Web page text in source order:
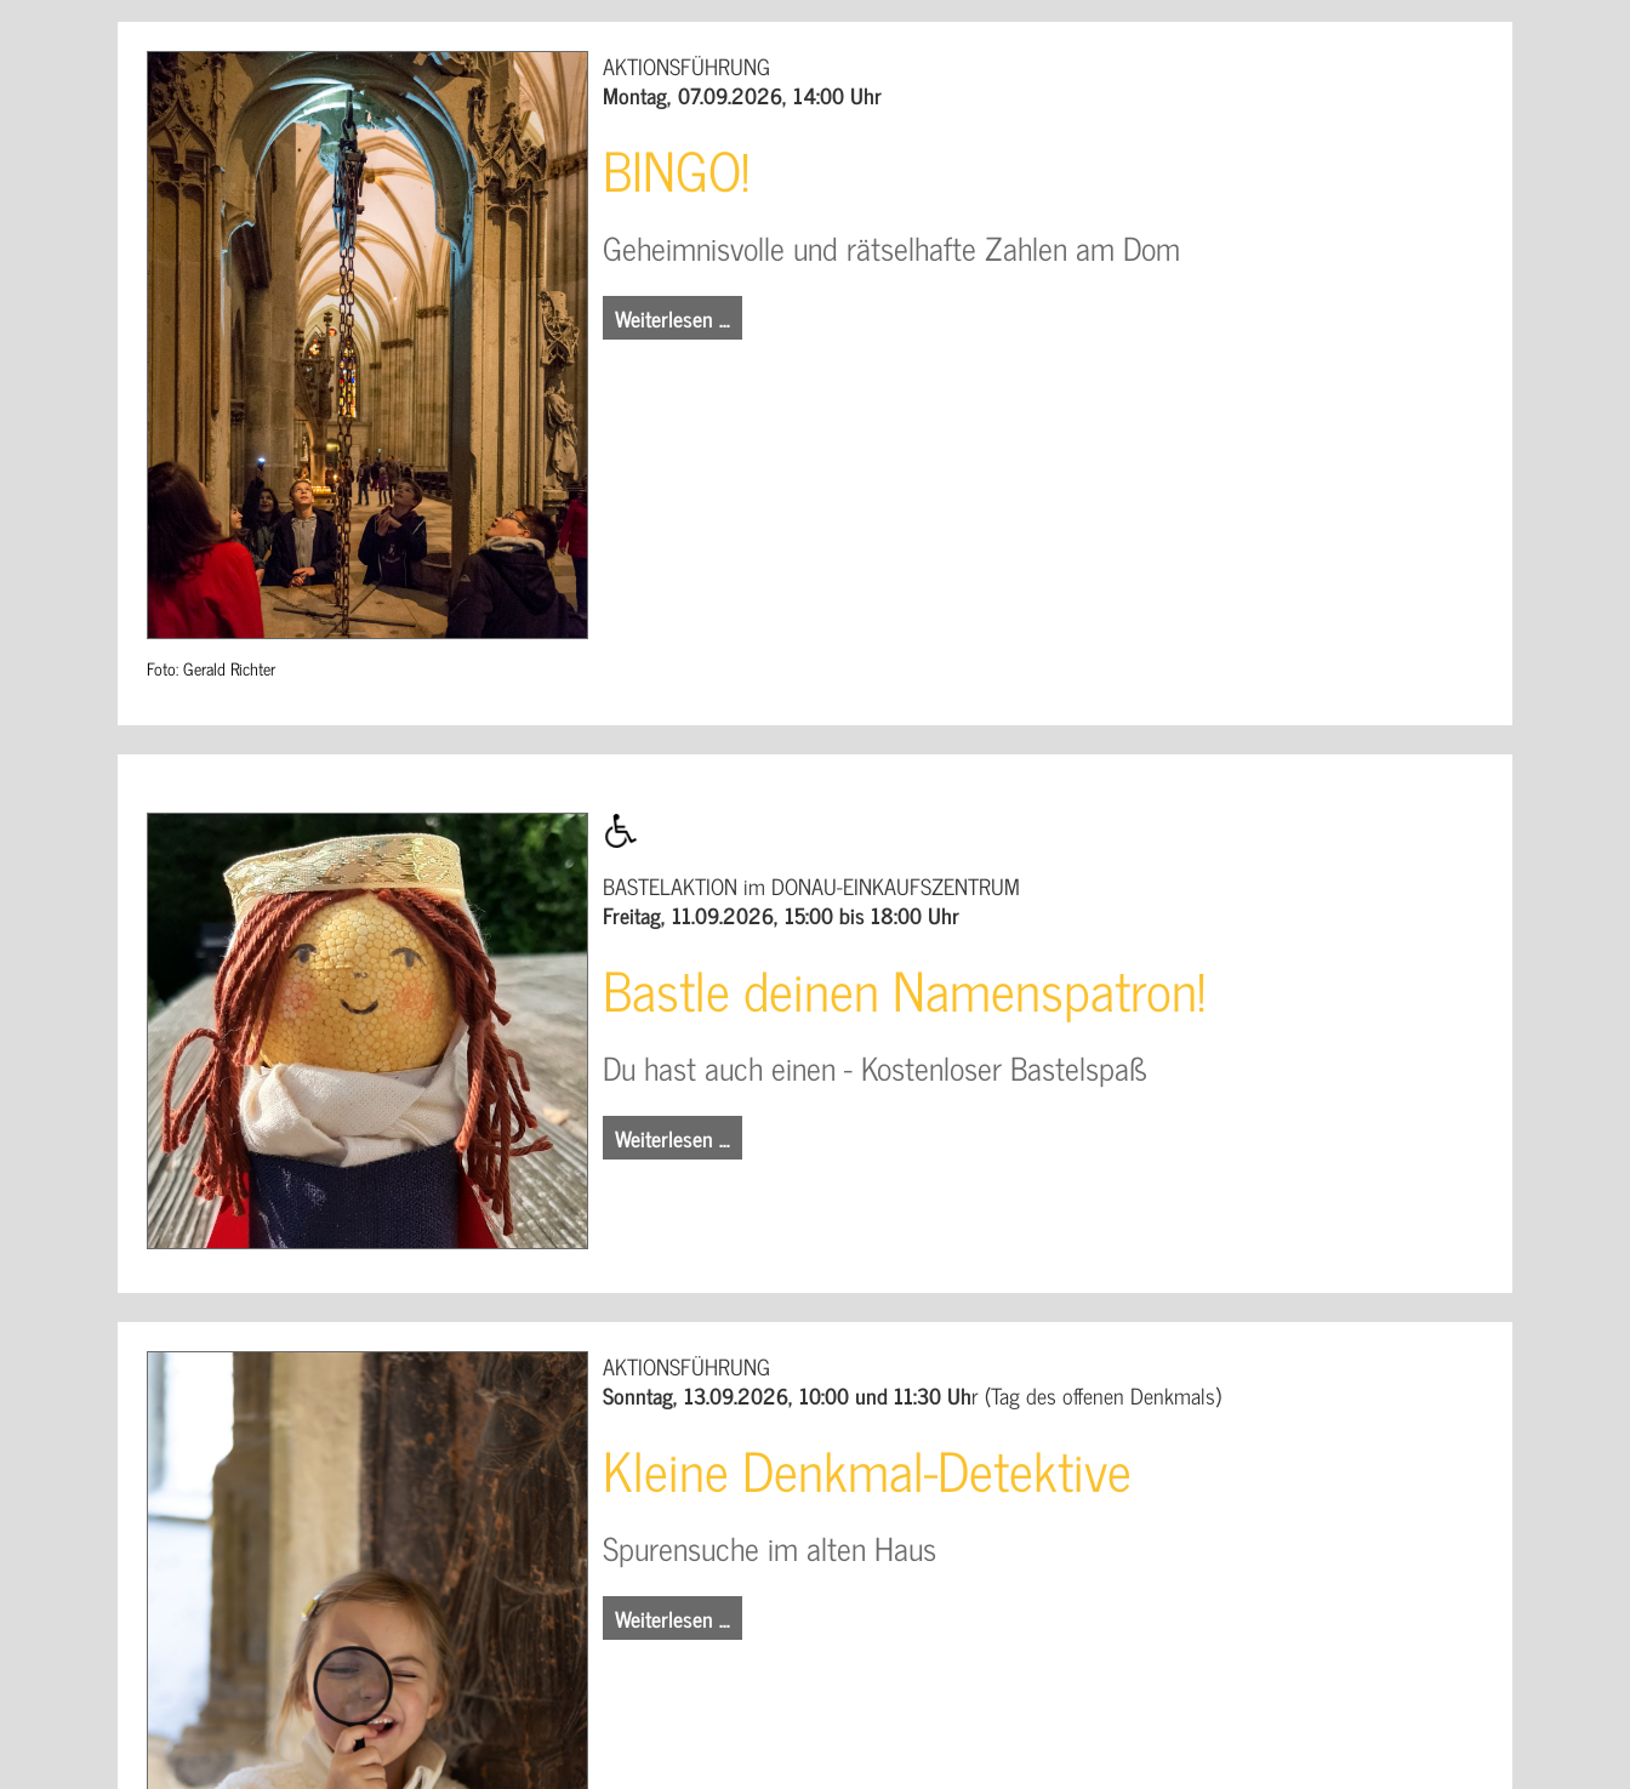
Foto: Gerald Richter
AKTIONSFÜHRUNG
Montag, 07.09.2026, 14:00 Uhr
BINGO!
Geheimnisvolle und rätselhafte Zahlen am Dom
Weiterlesen …
BASTELAKTION im DONAU-EINKAUFSZENTRUM
Freitag, 11.09.2026, 15:00 bis 18:00 Uhr
Bastle deinen Namenspatron!
Du hast auch einen - Kostenloser Bastelspaß
Weiterlesen …
AKTIONSFÜHRUNG
Sonntag, 13.09.2026, 10:00 und 11:30 Uhr (Tag des offenen Denkmals)
Kleine Denkmal-Detektive
Spurensuche im alten Haus
Weiterlesen …